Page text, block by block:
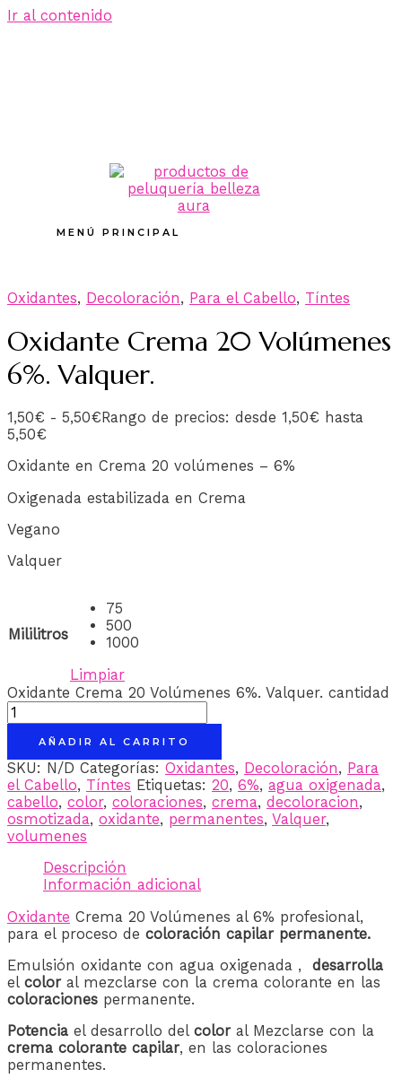
Ir al contenido
MENÚ PRINCIPAL
Oxidantes, Decoloración, Para el Cabello, Tíntes
Oxidante Crema 20 Volúmenes
6%. Valquer.
1,50€ - 5,50€Rango de precios: desde 1,50€ hasta
5,50€
Oxidante en Crema 20 volúmenes – 6%
Oxigenada estabilizada en Crema
Vegano
Valquer
Mililitros
75
500
1000
Limpiar
Oxidante Crema 20 Volúmenes 6%. Valquer. cantidad
AÑADIR AL CARRITO
SKU: N/D Categorías: Oxidantes, Decoloración, Para
el Cabello, Tíntes Etiquetas: 20, 6%, agua oxigenada,
cabello, color, coloraciones, crema, decoloracion,
osmotizada, oxidante, permanentes, Valquer,
volumenes
Descripción
Información adicional
Oxidante Crema 20 Volúmenes al 6% profesional,
para el proceso de coloración capilar permanente.
Emulsión oxidante con agua oxigenada , desarrolla
el color al mezclarse con la crema colorante en las
coloraciones permanente.
Potencia el desarrollo del color al Mezclarse con la
crema colorante capilar, en las coloraciones
permanentes.